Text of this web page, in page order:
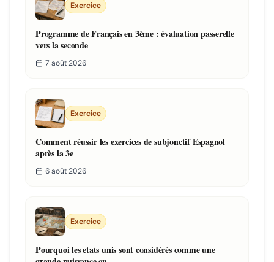
Exercice
Programme de Français en 3ème : évaluation passerelle
vers la seconde
7 août 2026
Exercice
Comment réussir les exercices de subjonctif Espagnol
après la 3e
6 août 2026
Exercice
Pourquoi les etats unis sont considérés comme une